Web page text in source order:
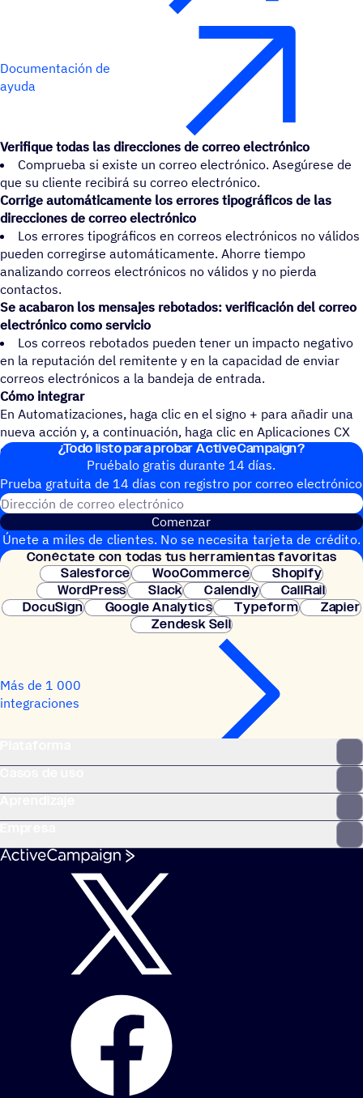
Documentación de
ayuda
Verifique todas las direcciones de correo electrónico
Comprueba si existe un correo electrónico. Asegúrese de
que su cliente recibirá su correo electrónico.
Corrige automáticamente los errores tipográficos de las
direcciones de correo electrónico
Los errores tipográficos en correos electrónicos no válidos
pueden corregirse automáticamente. Ahorre tiempo
analizando correos electrónicos no válidos y no pierda
contactos.
Se acabaron los mensajes rebotados: verificación del correo
electrónico como servicio
Los correos rebotados pueden tener un impacto negativo
en la reputación del remitente y en la capacidad de enviar
correos electrónicos a la bandeja de entrada.
Cómo integrar
En Automatizaciones, haga clic en el signo + para añadir una
nueva acción y, a continuación, haga clic en Aplicaciones CX
en el panel izquierdo.
¿Todo listo para probar ActiveCampaign?
Pruébalo gratis durante 14 días.
Prueba gratuita de 14 días con regis­tro por correo electrónico
Dirección de correo electrónico
Comenzar
Únete a miles de clientes. No se necesita tarjeta de crédito.
Configuración instantánea.
Conéc­tate con todas tus herramientas favoritas
Salesforce
WooCommerce
Shopify
WordPress
Slack Calendly
CallRail
DocuSign
Google Analytics Typeform
Zapier
Zendesk Sell
Más de 1 000
integraciones